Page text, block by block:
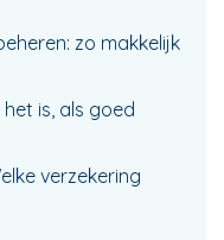
zo makkelijk
het is, als goed
verzekering